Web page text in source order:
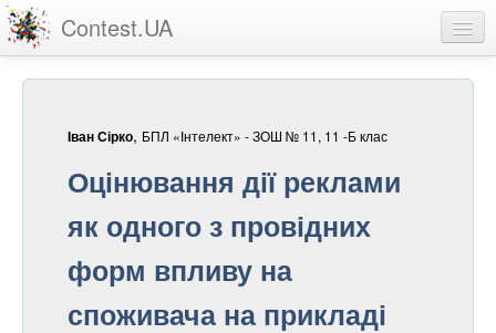
Contest.UA
Про проект
Іван Сірко, БПЛ «Інтелект» - ЗОШ № 11, 11 -Б клас
Оцінювання дії реклами
як одного з провідних
форм впливу на
споживача на прикладі